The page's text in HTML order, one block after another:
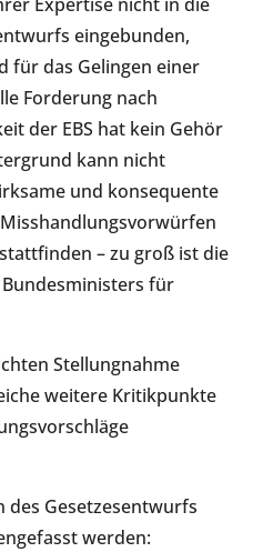
eingebunden,
für das Gelingen einer
Forderung nach
der EBS hat kein Gehör
kann nicht
und konsequente
– zu groß ist die
für
Stellungnahme
weitere Kritikpunkte
des Gesetzesentwurfs
werden: